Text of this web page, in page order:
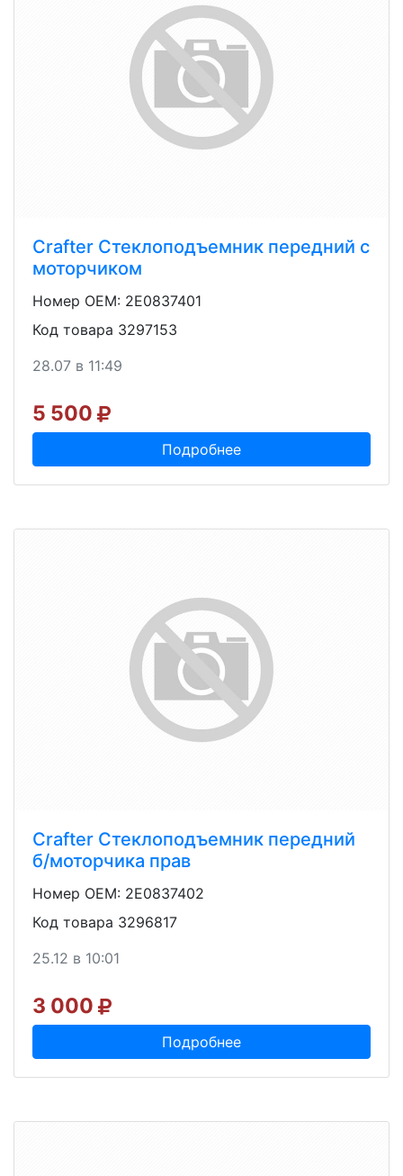
Crafter Стеклоподъемник передний с
моторчиком
Номер OEM: 2E0837401
Код товара 3297153
28.07 в 11:49
5 500
Подробнее
Crafter Стеклоподъемник передний
б/моторчика прав
Номер OEM: 2E0837402
Код товара 3296817
25.12 в 10:01
3 000
Подробнее